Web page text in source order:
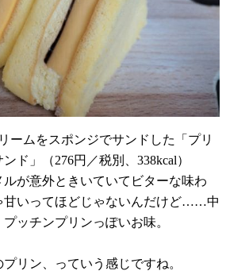
ームをスポンジでサンドした「プリ
ド」（276円／税別、338kcal）
が意外ときいていてビターな味わ
甘いってほどじゃないんだけど……中
ッチンプリンっぽいお味。
リン、っていう感じですね。